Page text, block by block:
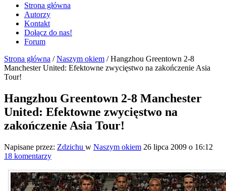
Strona główna
Autorzy
Kontakt
Dołącz do nas!
Forum
Strona główna /Naszym okiem /Hangzhou Greentown 2-8
Manchester United: Efektowne zwycięstwo na zakończenie Asia
Tour!
Hangzhou Greentown 2-8 Manchester
United: Efektowne zwycięstwo na
zakończenie Asia Tour!
Napisane przez: Zdzichu w Naszym okiem 26 lipca 2009 o 16:12
18 komentarzy